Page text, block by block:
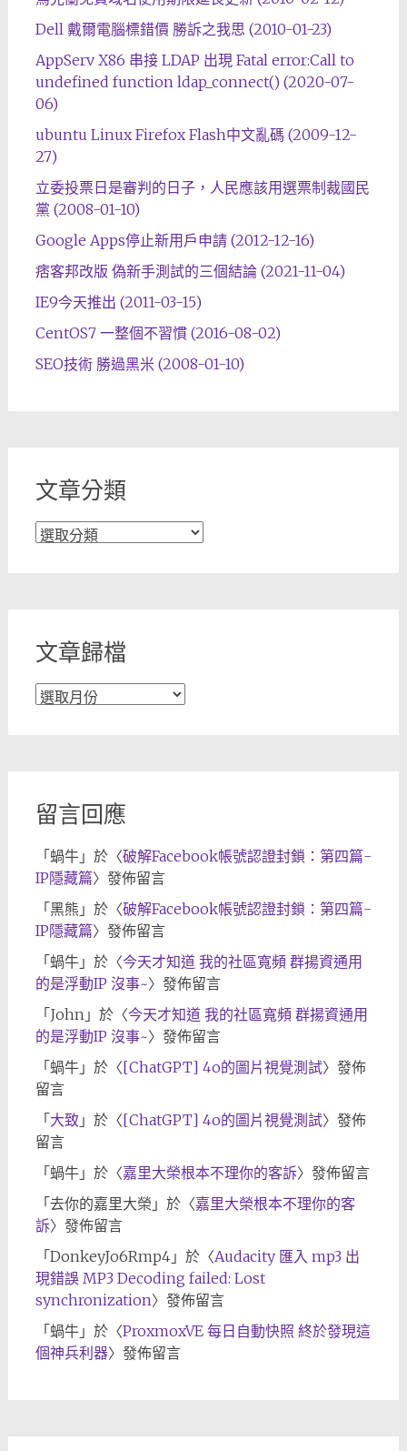
Dell 戴爾電腦標錯價 勝訴之我思 (2010-01-23)
AppServ X86 串接 LDAP 出現 Fatal error:Call to
undefined function ldap_connect() (2020-07-
06)
ubuntu Linux Firefox Flash中文亂碼 (2009-12-
27)
立委投票日是審判的日子，人民應該用選票制裁國民
黨 (2008-01-10)
Google Apps停止新用戶申請 (2012-12-16)
痞客邦改版 偽新手測試的三個結論 (2021-11-04)
IE9今天推出 (2011-03-15)
CentOS7 一整個不習慣 (2016-08-02)
SEO技術 勝過黑米 (2008-01-10)
文章分類
文
文章歸檔
文
留言回應
「蝸牛」於〈破解Facebook帳號認證封鎖：第四篇-
IP隱藏篇〉發佈留言
「黑熊 」於〈破解Facebook帳號認證封鎖：第四篇-
IP隱藏篇〉發佈留言
「蝸牛」於〈今天才知道 我的社區寬頻 群揚資通用
的是浮動IP 沒事~〉發佈留言
「John 」於〈今天才知道 我的社區寬頻 群揚資通用
的是浮動IP 沒事~〉發佈留言
「蝸牛」於〈[ChatGPT] 4o的圖片視覺測試〉發佈
留言
「大致 」於〈[ChatGPT] 4o的圖片視覺測試〉發佈
留言
「蝸牛」於〈嘉里大榮根本不理你的客訴〉發佈留言
「去你的嘉里大榮 」於〈嘉里大榮根本不理你的客
訴〉發佈留言
「DonkeyJo6Rmp4」於〈Audacity 匯入 mp3 出
現錯誤 MP3 Decoding failed: Lost
synchronization〉發佈留言
「蝸牛」於〈ProxmoxVE 每日自動快照 終於發現這
個神兵利器〉發佈留言